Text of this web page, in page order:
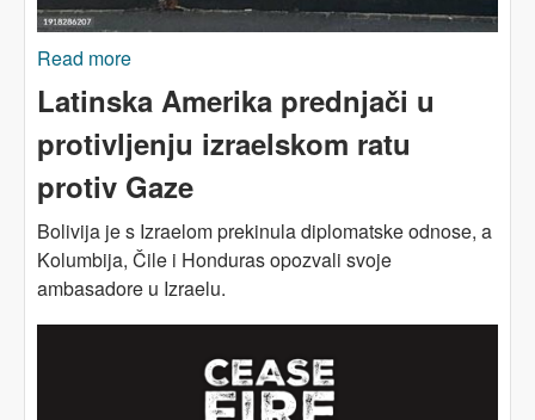
Read more
pravde
Latinska Amerika prednjači u
protivljenju izraelskom ratu
protiv Gaze
Bolivija je s Izraelom prekinula diplomatske odnose, a
Kolumbija, Čile i Honduras opozvali svoje
ambasadore u Izraelu.